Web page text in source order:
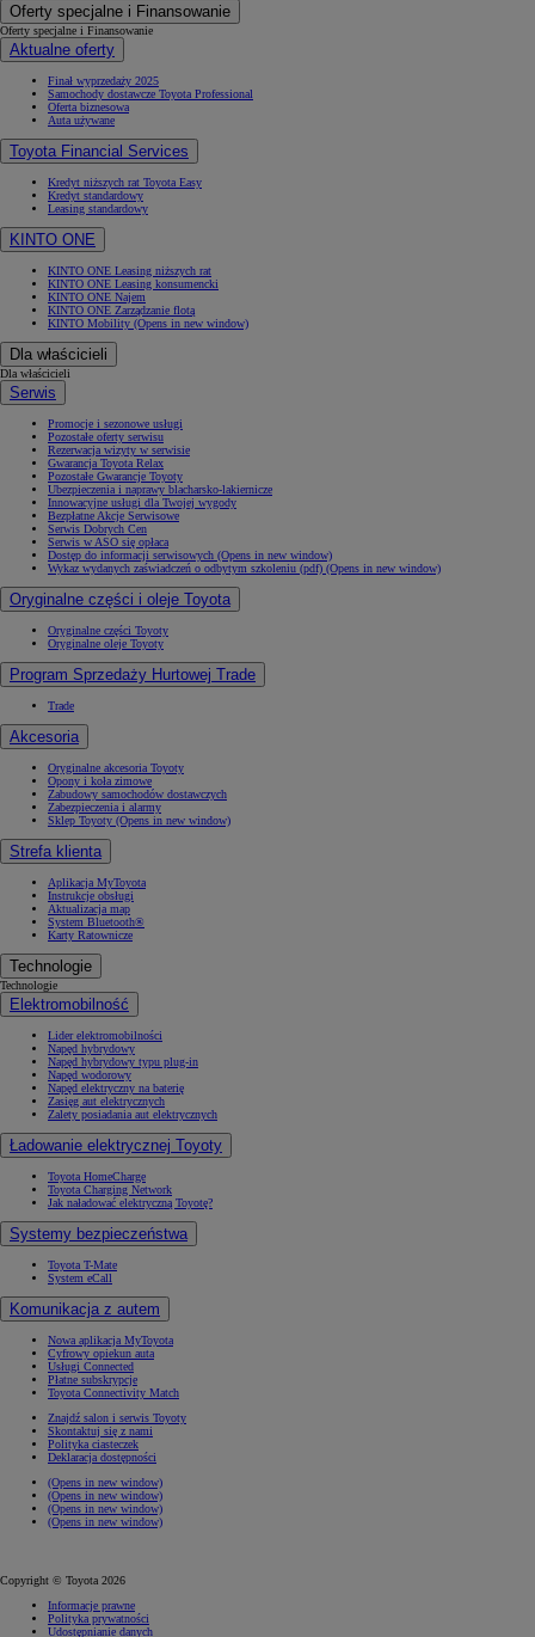
Oferty specjalne i Finansowanie
Oferty specjalne i Finansowanie
Aktualne oferty
Finał wyprzedaży 2025
Samochody dostawcze Toyota Professional
Oferta biznesowa
Auta używane
Toyota Financial Services
Kredyt niższych rat Toyota Easy
Kredyt standardowy
Leasing standardowy
KINTO ONE
KINTO ONE Leasing niższych rat
KINTO ONE Leasing konsumencki
KINTO ONE Najem
KINTO ONE Zarządzanie flotą
KINTO Mobility (Opens in new window)
Dla właścicieli
Dla właścicieli
Serwis
Promocje i sezonowe usługi
Pozostałe oferty serwisu
Rezerwacja wizyty w serwisie
Gwarancja Toyota Relax
Pozostałe Gwarancje Toyoty
Ubezpieczenia i naprawy blacharsko-lakiernicze
Innowacyjne usługi dla Twojej wygody
Bezpłatne Akcje Serwisowe
Serwis Dobrych Cen
Serwis w ASO się opłaca
Dostęp do informacji serwisowych (Opens in new window)
Wykaz wydanych zaświadczeń o odbytym szkoleniu (pdf) (Opens in new window)
Oryginalne części i oleje Toyota
Oryginalne części Toyoty
Oryginalne oleje Toyoty
Program Sprzedaży Hurtowej Trade
Trade
Akcesoria
Oryginalne akcesoria Toyoty
Opony i koła zimowe
Zabudowy samochodów dostawczych
Zabezpieczenia i alarmy
Sklep Toyoty (Opens in new window)
Strefa klienta
Aplikacja MyToyota
Instrukcje obsługi
Aktualizacja map
System Bluetooth®
Karty Ratownicze
Technologie
Technologie
Elektromobilność
Lider elektromobilności
Napęd hybrydowy
Napęd hybrydowy typu plug-in
Napęd wodorowy
Napęd elektryczny na baterię
Zasięg aut elektrycznych
Zalety posiadania aut elektrycznych
Ładowanie elektrycznej Toyoty
Toyota HomeCharge
Toyota Charging Network
Jak naładować elektryczną Toyotę?
Systemy bezpieczeństwa
Toyota T-Mate
System eCall
Komunikacja z autem
Nowa aplikacja MyToyota
Cyfrowy opiekun auta
Usługi Connected
Płatne subskrypcje
Toyota Connectivity Match
Znajdź salon i serwis Toyoty
Skontaktuj się z nami
Polityka ciasteczek
Deklaracja dostępności
(Opens in new window)
(Opens in new window)
(Opens in new window)
(Opens in new window)
Copyright © Toyota 2026
Informacje prawne
Polityka prywatności
Udostępnianie danych